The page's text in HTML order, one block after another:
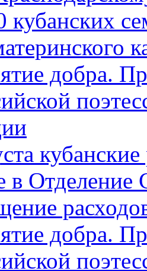
кубанских
добра.
в
добра.